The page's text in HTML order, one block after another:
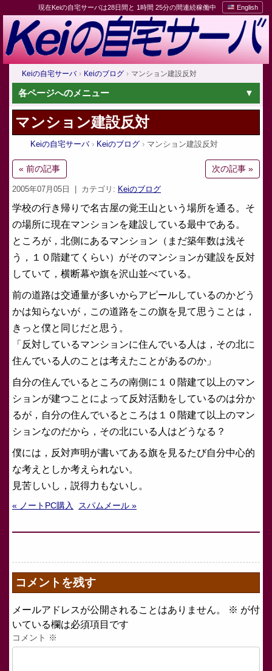
現在Keiの自宅サーバは28日間と 1時間 25分の間連続稼働中 English
Keiの自宅サーバ Keiのブログ マンション建設反対
各ページへのメニュー
マンション建設反対
Keiの自宅サーバ Keiのブログ マンション建設反対
« 前の記事 次の記事 »
2005年07月05日 | カテゴリ: Keiのブログ
学校の行き帰りで名古屋の覚王山という場所を通る。そ
の場所に現在マンションを建設している最中である。
ところが，北側にあるマンション（まだ築年数は浅そ
う，１０階建てくらい）がそのマンションが建設を反対
していて，横断幕や旗を沢山並べている。
前の道路は交通量が多いからアピールしているのかどう
かは知らないが，この道路をこの旗を見て思うことは，
きっと僕と同じだと思う。
「反対しているマンションに住んでいる人は，その北に
住んでいる人のことは考えたことがあるのか」
自分の住んでいるところの南側に１０階建て以上のマン
ションが建つことによって反対活動をしているのは分か
るが，自分の住んでいるところは１０階建て以上のマン
ションなのだから，その北にいる人はどうなる？
僕には，反対声明が書いてある旗を見るたび自分中心的
な考えとしか考えられない。
見苦しいし，説得力もないし。
« ノートPC購入 スパムメール »
コメントを残す
メールアドレスが公開されることはありません。 ※ が付
いている欄は必須項目です
コメント ※